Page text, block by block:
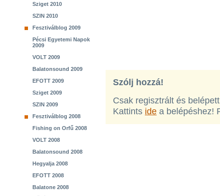
Sziget 2010
SZIN 2010
Fesztiválblog 2009
Pécsi Egyetemi Napok
2009
VOLT 2009
Balatonsound 2009
EFOTT 2009
Sziget 2009
SZIN 2009
Fesztiválblog 2008
Fishing on Orfű 2008
VOLT 2008
Balatonsound 2008
Hegyalja 2008
EFOTT 2008
Balatone 2008
Szólj hozzá!
Csak regisztrált és
Kattints ide a belépéshez!